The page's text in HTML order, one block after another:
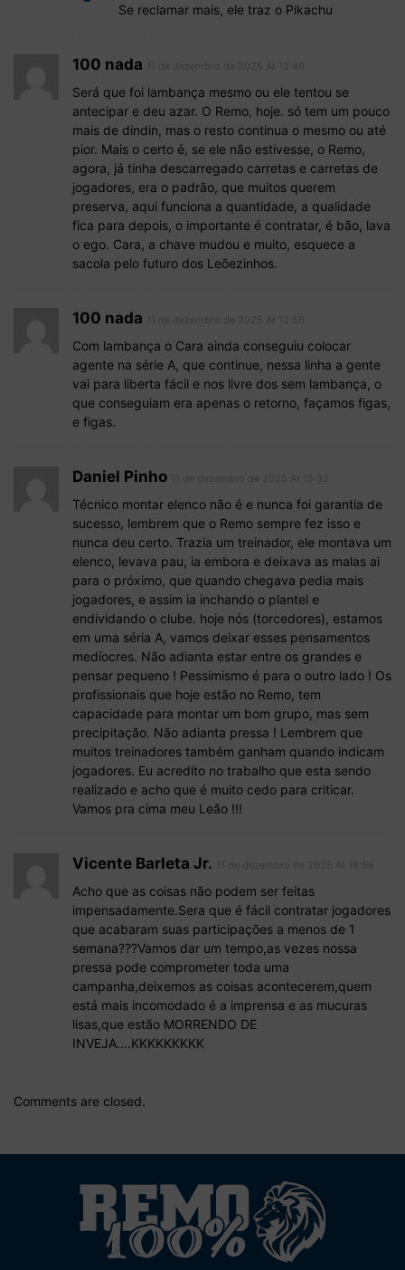
Se reclamar mais, ele traz o Pikachu
100 nada
Será que foi lambança mesmo ou ele tentou se
antecipar e deu azar. O Remo, hoje. só tem um pouco
mais de dindin, mas o resto continua o mesmo ou até
pior. Mais o certo é, se ele não estivesse, o Remo,
agora, já tinha descarregado carretas e carretas de
jogadores, era o padrão, que muitos querem
preserva, aqui funciona a quantidade, a qualidade
fica para depois, o importante é contratar, é bão, lava
o ego. Cara, a chave mudou e muito, esquece a
sacola pelo futuro dos Leõezinhos.
100 nada
Com lambança o Cara ainda conseguiu colocar
agente na série A, que continue, nessa linha a gente
vai para liberta fácil e nos livre dos sem lambança, o
que conseguiam era apenas o retorno, façamos figas,
e figas.
Daniel Pinho
Técnico montar elenco não é e nunca foi garantia de
sucesso, lembrem que o Remo sempre fez isso e
nunca deu certo. Trazia um treinador, ele montava um
elenco, levava pau, ia embora e deixava as malas ai
para o próximo, que quando chegava pedia mais
jogadores, e assim ia inchando o plantel e
endividando o clube. hoje nós (torcedores), estamos
em uma séria A, vamos deixar esses pensamentos
medíocres. Não adianta estar entre os grandes e
pensar pequeno ! Pessimismo é para o outro lado ! Os
profissionais que hoje estão no Remo, tem
capacidade para montar um bom grupo, mas sem
precipitação. Não adianta pressa ! Lembrem que
muitos treinadores também ganham quando indicam
jogadores. Eu acredito no trabalho que esta sendo
realizado e acho que é muito cedo para criticar.
Vamos pra cima meu Leão !!!
Vicente Barleta Jr.
Acho que as coisas não podem ser feitas
impensadamente.Sera que é fácil contratar jogadores
que acabaram suas participações a menos de 1
semana???Vamos dar um tempo,as vezes nossa
pressa pode comprometer toda uma
campanha,deixemos as coisas acontecerem,quem
está mais incomodado é a imprensa e as mucuras
lisas,que estão MORRENDO DE
INVEJA….KKKKKKKKK
Comments are closed.